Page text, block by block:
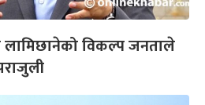
लामिछानेको विकल्प जनताले